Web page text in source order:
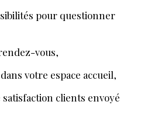
pour questionner
vous,
votre espace accueil,
clients envoyé